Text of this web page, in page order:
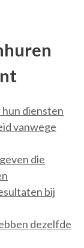
diensten
vanwege
die
bij
dezelfde